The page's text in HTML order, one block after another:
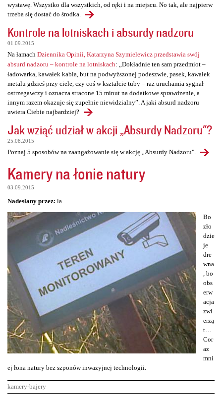
wystawę. Wszystko dla wszystkich, od ręki i na miejscu. No tak, ale najpierw
trzeba się dostać do środka.
Kontrole na lotniskach i absurdy nadzoru
01.09.2015
Na łamach Dziennika Opinii, Katarzyna Szymielewicz przedstawia swój
absurd nadzoru – kontrole na lotniskach: „Dokładnie ten sam przedmiot –
ładowarka, kawałek kabla, but na podwyższonej podeszwie, pasek, kawałek
metalu gdzieś przy ciele, czy coś w kształcie tuby – raz uruchamia sygnał
ostrzegawczy i oznacza stracone 15 minut na dodatkowe sprawdzenie, a
innym razem okazuje się zupełnie niewidzialny”. A jaki absurd nadzoru
uwiera Ciebie najbardziej?
Jak wziąć udział w akcji „Absurdy Nadzoru"?
25.08.2015
Poznaj 5 sposobów na zaangażowanie się w akcję „Absurdy Nadzoru".
Kamery na łonie natury
03.09.2015
Nadesłany przez: la
Bo
zło
dzie
je
dre
wna
, bo
obs
erw
acja
zwi
erzą
t…
Cor
az
mni
ej łona natury bez szponów inwazyjnej technologii.
kamery-bajery